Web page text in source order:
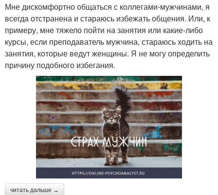
Мне дискомфортно общаться с коллегами-мужчинами, я
всегда отстранена и стараюсь избежать общения. Или, к
примеру, мне тяжело пойти на занятия или какие-либо
курсы, если преподаватель мужчина, стараюсь ходить на
занятия, которые ведут женщины. Я не могу определить
причину подобного избегания.
читать дальше →